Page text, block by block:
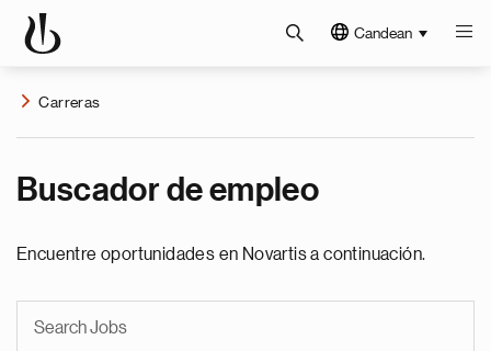
Candean
Carreras
Buscador de empleo
Encuentre oportunidades en Novartis a continuación.